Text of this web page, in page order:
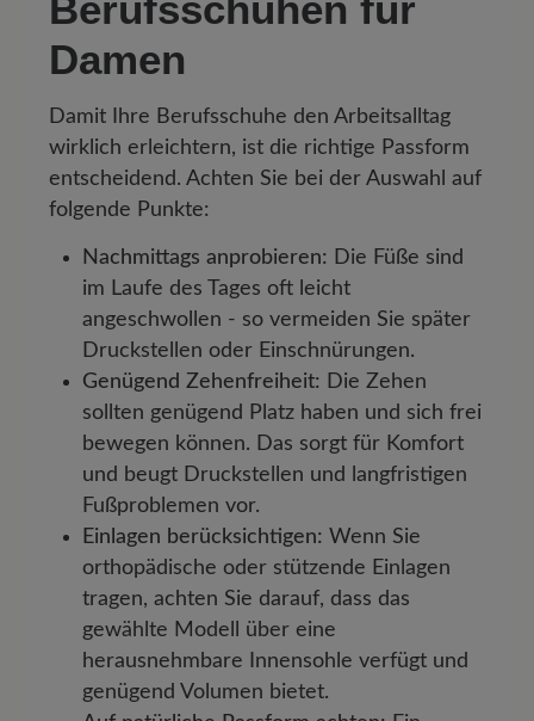
Damen
Damit Ihre Berufsschuhe den Arbeitsalltag
wirklich erleichtern, ist die richtige Passform
entscheidend. Achten Sie bei der Auswahl auf
folgende Punkte:
Nachmittags anprobieren: Die Füße sind
im Laufe des Tages oft leicht
angeschwollen - so vermeiden Sie später
Druckstellen oder Einschnürungen.
Genügend Zehenfreiheit: Die Zehen
sollten genügend Platz haben und sich frei
bewegen können. Das sorgt für Komfort
und beugt Druckstellen und langfristigen
Fußproblemen vor.
Einlagen berücksichtigen: Wenn Sie
orthopädische oder stützende Einlagen
tragen, achten Sie darauf, dass das
gewählte Modell über eine
herausnehmbare Innensohle verfügt und
genügend Volumen bietet.